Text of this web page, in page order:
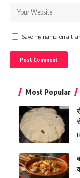
Save my name, email,
Most Popular